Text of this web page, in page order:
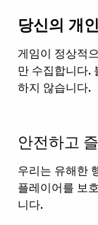
당신의 개
게임이 정상적
만 수집합니다.
하지 않습니다.
안전하고
우리는 유해한
플레이어를 보
니다.